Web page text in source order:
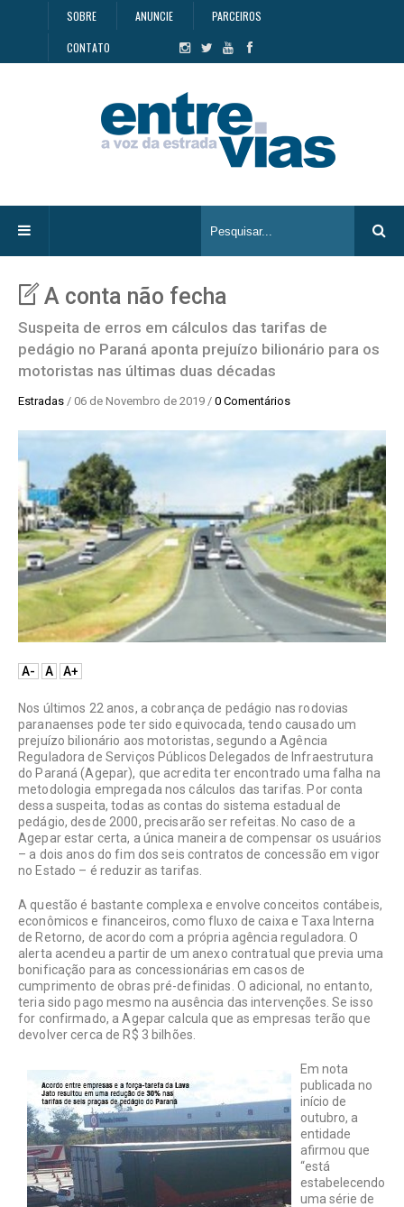
SOBRE ANUNCIE PARCEIROS
CONTATO
A conta não fecha
Suspeita de erros em cálculos das tarifas de
pedágio no Paraná aponta prejuízo bilionário para os
motoristas nas últimas duas décadas
Estradas / 06 de Novembro de 2019 / 0 Comentários
A- A A+
Nos últimos 22 anos, a cobrança de pedágio nas rodovias
paranaenses pode ter sido equivocada, tendo causado um
prejuízo bilionário aos motoristas, segundo a Agência
Reguladora de Serviços Públicos Delegados de Infraestrutura
do Paraná (Agepar), que acredita ter encontrado uma falha na
metodologia empregada nos cálculos das tarifas. Por conta
dessa suspeita, todas as contas do sistema estadual de
pedágio, desde 2000, precisarão ser refeitas. No caso de a
Agepar estar certa, a única maneira de compensar os usuários
– a dois anos do fim dos seis contratos de concessão em vigor
no Estado – é reduzir as tarifas.
A questão é bastante complexa e envolve conceitos contábeis,
econômicos e financeiros, como fluxo de caixa e Taxa Interna
de Retorno, de acordo com a própria agência reguladora. O
alerta acendeu a partir de um anexo contratual que previa uma
bonificação para as concessionárias em casos de
cumprimento de obras pré-definidas. O adicional, no entanto,
teria sido pago mesmo na ausência das intervenções. Se isso
for confirmado, a Agepar calcula que as empresas terão que
devolver cerca de R$ 3 bilhões.
Em nota
publicada no
início de
outubro, a
entidade
afirmou que
“está
estabelecendo
uma série de